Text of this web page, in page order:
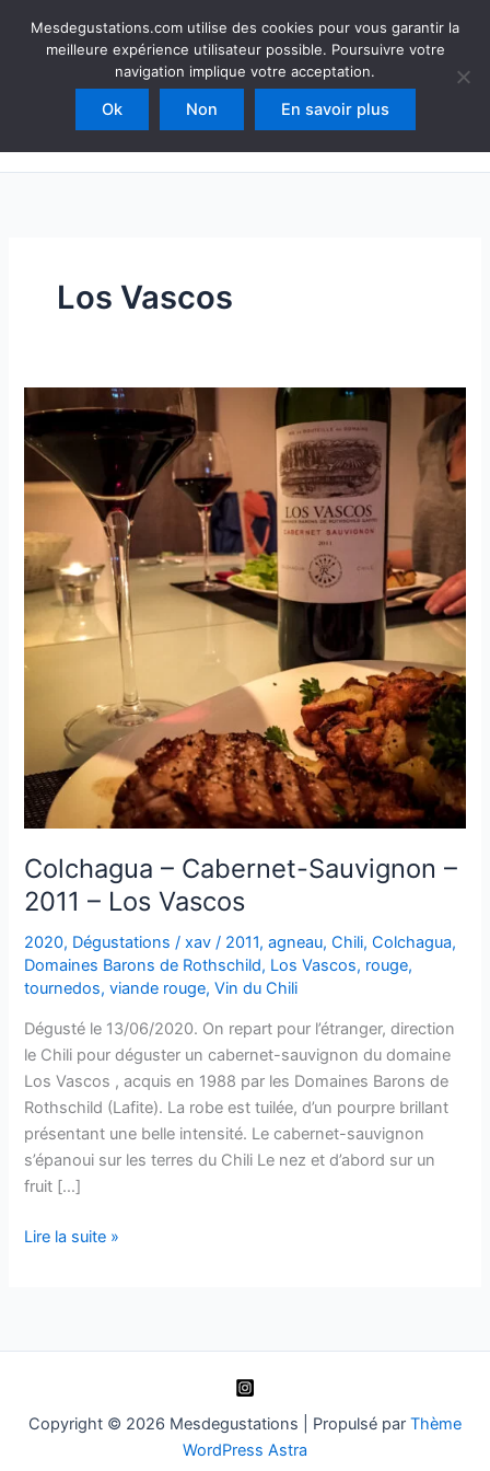
Mesdegustations
Dégustations, accords & autour du vin
Rechercher
Los Vascos
Colchagua – Cabernet-Sauvignon –
2011 – Los Vascos
2020, Dégustations /xav/ 2011,agneau,Chili,Colchagua,
Domaines Barons de Rothschild, Los Vascos, rouge,
tournedos,viande rouge,Vin du Chili
Dégusté le 13/06/2020. On repart pour l’étranger, direction
le Chili pour déguster un cabernet-sauvignon du domaine
Los Vascos , acquis en 1988 par les Domaines Barons de
Rothschild (Lafite). La robe est tuilée, d’un pourpre brillant
présentant une belle intensité. Le cabernet-sauvignon
s’épanoui sur les terres du Chili Le nez et d’abord sur un
fruit […]
Colchagua
Los
Lire la suite »
Copyright © 2026 Mesdegustations | Propulsé par Thème
WordPress Astra
Mesdegustations.com utilise des cookies pour vous garantir la
meilleure expérience utilisateur possible. Poursuivre votre
navigation implique votre acceptation.
Ok Non En savoir plus